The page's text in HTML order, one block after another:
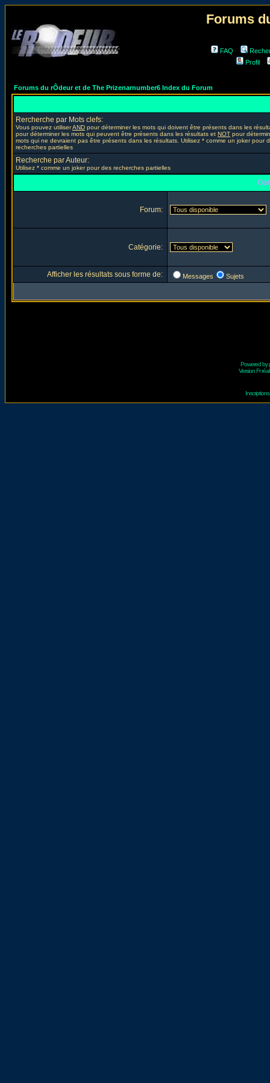
Forums
FAQ
Profil
Forums du rÔdeur et de The Prizenarnumber6 Index du Forum
Rercherche par Mots clefs:
Vous pouvez utiliserAND pour déterminer les mots qui doivent être présents dans les
pour déterminer les mots qui peuvent être présents dans les résultats et NOT pour
mots qui ne devraient pas être présents dans les résultats. Utilisez * comme un joker pour
recherches partielles
Recherche par Auteur:
Utilisez * comme un joker pour des recherches partielles
Forum:
Catégorie:
Afficher les résultats sous forme de: Messages Sujets
Powered by
Version Fr